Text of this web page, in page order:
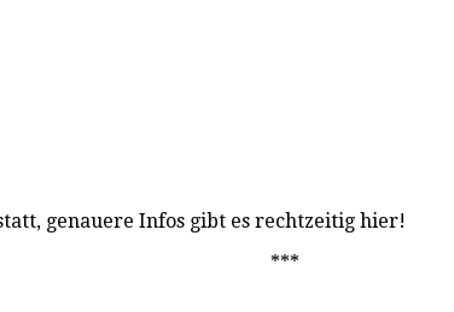
genauere Infos gibt es rechtzeitig hier!
***